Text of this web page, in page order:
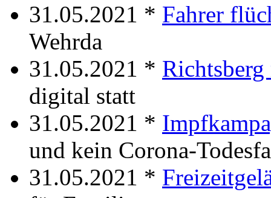
31.05.2021 * Fahrer
Wehrda
31.05.2021 *
digital statt
31.05.2021 *
und kein Corona-
31.05.2021 *